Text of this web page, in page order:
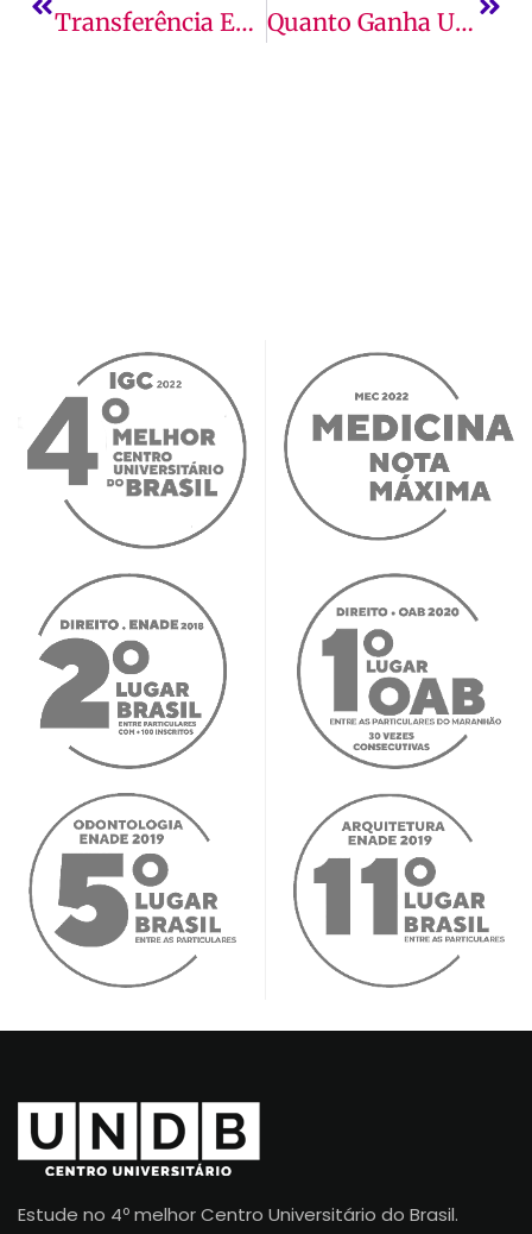
Transferência Externa: Como Funciona, O Que É E Muito Mais! Quanto Ganha Um Fisioterapeuta
Estude no 4º melhor Centro Universitário do Brasil.